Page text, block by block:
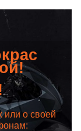
или о своей